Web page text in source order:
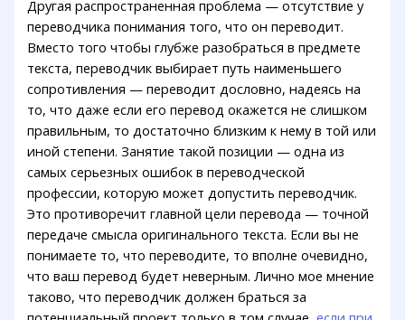
Другая распространенная проблема — отсутствие у
переводчика понимания того, что он переводит.
Вместо того чтобы глубже разобраться в предмете
текста, переводчик выбирает путь наименьшего
сопротивления — переводит дословно, надеясь на
то, что даже если его перевод окажется не слишком
правильным, то достаточно близким к нему в той или
иной степени. Занятие такой позиции — одна из
самых серьезных ошибок в переводческой
профессии, которую может допустить переводчик.
Это противоречит главной цели перевода — точной
передаче смысла оригинального текста. Если вы не
понимаете то, что переводите, то вполне очевидно,
что ваш перевод будет неверным. Лично мое мнение
таково, что переводчик должен браться за